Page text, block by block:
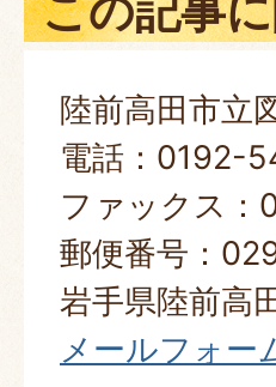
陸前高田市立
電話：0192-
ファックス
郵便番号：
岩手県陸前高
メールフォー